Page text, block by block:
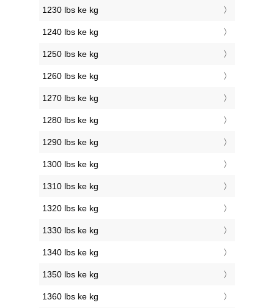
1230 lbs ke kg
1240 lbs ke kg
1250 lbs ke kg
1260 lbs ke kg
1270 lbs ke kg
1280 lbs ke kg
1290 lbs ke kg
1300 lbs ke kg
1310 lbs ke kg
1320 lbs ke kg
1330 lbs ke kg
1340 lbs ke kg
1350 lbs ke kg
1360 lbs ke kg